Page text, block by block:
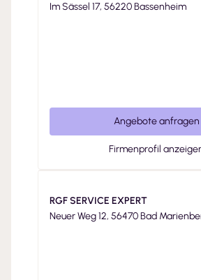
Im Sässel 17, 56220 Bassenheim
Angebote anfragen
Firmenprofil
RGF SERVICE EXPERT
Neuer Weg 12, 56470 Bad